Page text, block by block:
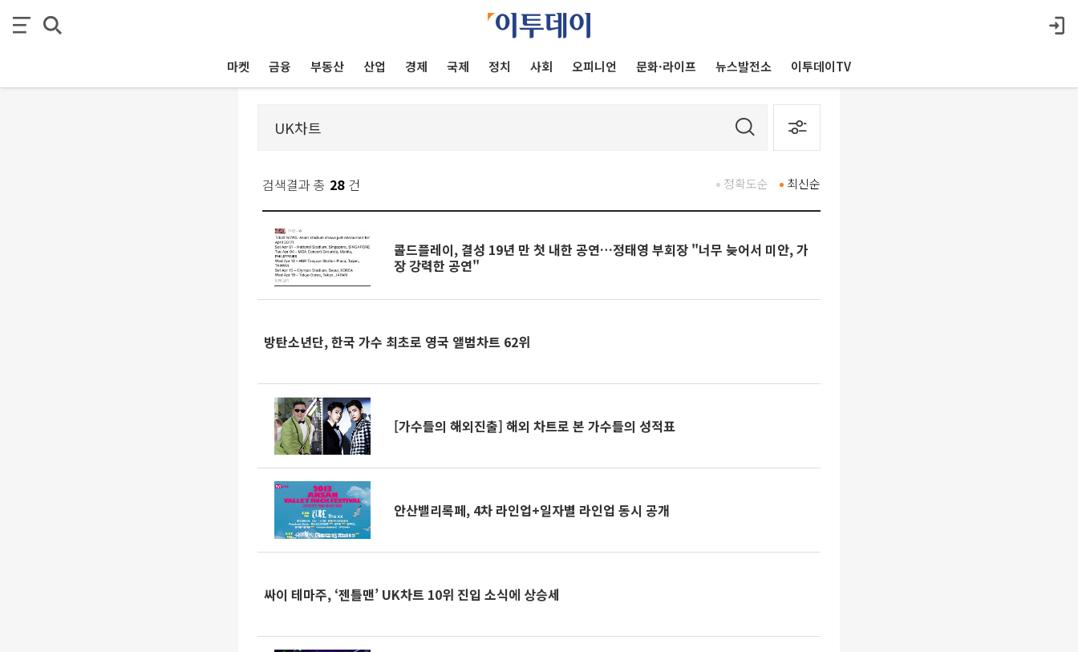
마켓 금융 부동산 산업 경제 국제 정치 사회 오피니언 문화·라이프 뉴스발전소 이투데이TV
검색결과 총 28 건 최신순
정확도순
콜드플레이, 결성 19년 만 첫 내한 공연…정태영 부회장 "너무 늦어서 미안, 가
장 강력한 공연"
방탄소년단, 한국 가수 최초로 영국 앨범차트 62위
[가수들의 해외진출] 해외 차트로 본 가수들의 성적표
안산밸리록페, 4차 라인업+일자별 라인업 동시 공개
싸이 테마주, ‘젠틀맨’ UK차트 10위 진입 소식에 상승세